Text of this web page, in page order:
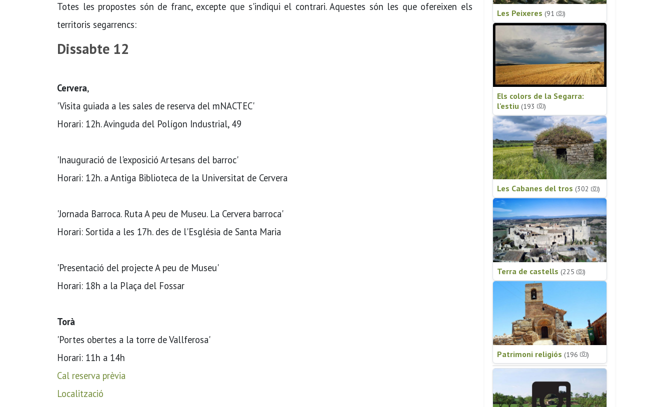
Totes les propostes són de franc, excepte que s'indiqui el contrari. Aquestes són les que ofereixen els
territoris segarrencs:
Dissabte 12
Cervera,
'Visita guiada a les sales de reserva del mNACTEC'
Horari: 12h. Avinguda del Polígon Industrial, 49
'Inauguració de l'exposició Artesans del barroc'
Horari: 12h. a Antiga Biblioteca de la Universitat de Cervera
'Jornada Barroca. Ruta A peu de Museu. La Cervera barroca'
Horari: Sortida a les 17h. des de l'Església de Santa Maria
'Presentació del projecte A peu de Museu'
Horari: 18h a la Plaça del Fossar
Torà
'Portes obertes a la torre de Vallferosa'
Horari: 11h a 14h
Cal reserva prèvia
Localització
Les Peixeres (91 )
Els colors de la Segarra:
l'estiu (193 )
Les Cabanes del tros (302 )
Terra de castells (225 )
Patrimoni religiós (196 )